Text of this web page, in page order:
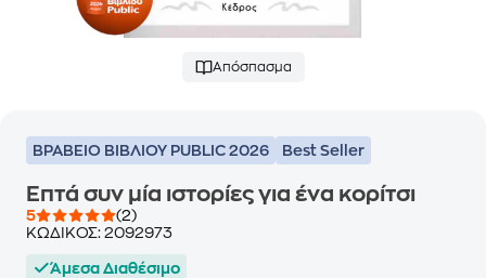
Απόσπασμα
ΒΡΑΒΕΙΟ ΒΙΒΛΙΟΥ PUBLIC 2026 Best Seller
Επτά συν μία ιστορίες για ένα κορίτσι
5
(2)
ΚΩΔΙΚΟΣ: 2092973
Άμεσα Διαθέσιμο